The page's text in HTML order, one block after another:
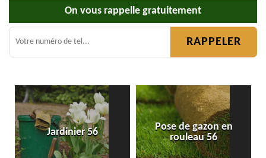
On vous rappelle gratuitement
Jardinier 56
Pose de gazon en
rouleau 56